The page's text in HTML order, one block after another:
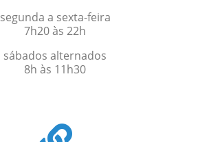
segunda a sexta-feira
7h20 às 22h
sábados alternados
8h às 11h30